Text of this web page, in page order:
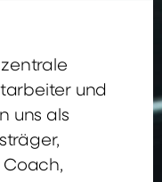
und
uns als
Coach,